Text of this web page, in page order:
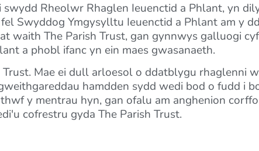
Rheolwr Rhaglen Ieuenctid a Phlant, yn
Swyddog Ymgysylltu Ieuenctid a Phlant am y
waith The Parish Trust, gan gynnwys galluogi
a phobl ifanc yn ein maes gwasanaeth.
Mae ei dull arloesol o ddatblygu rhaglenni
hamdden sydd wedi bod o fudd i
y mentrau hyn, gan ofalu am anghenion
cofrestru gyda The Parish Trust.